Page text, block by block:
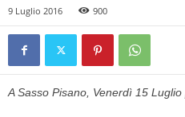
9 Luglio 2016 900
A Sasso Pisano, Venerdì 15